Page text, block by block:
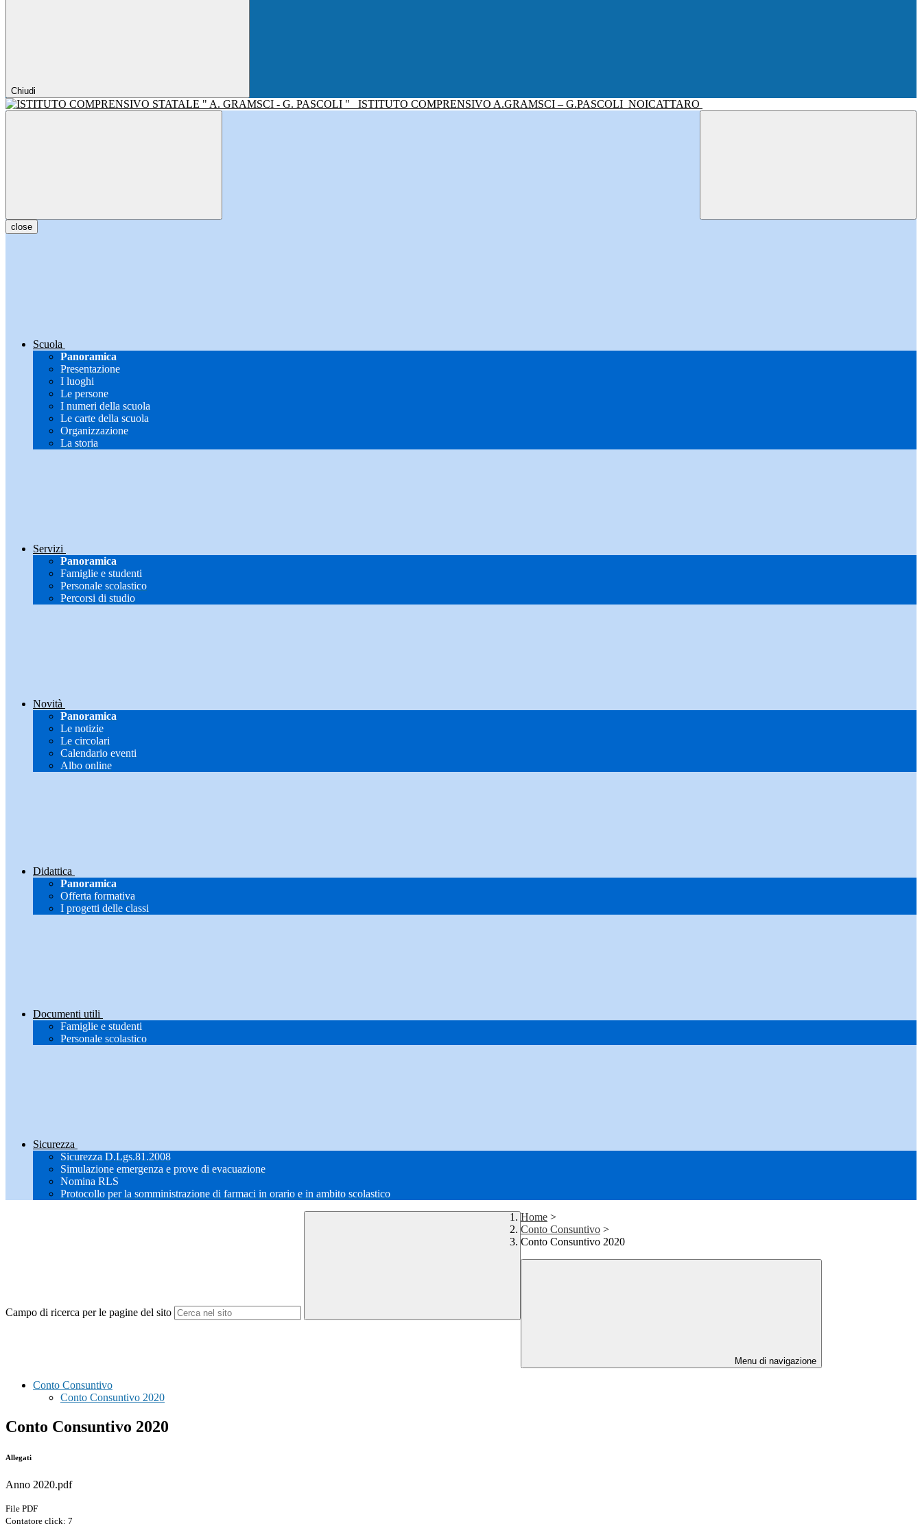
Chiudi
ISTITUTO COMPRENSIVO A.GRAMSCI – G.PASCOLI NOICATTARO
close
Scuola
Panoramica
Presentazione
I luoghi
Le persone
I numeri della scuola
Le carte della scuola
Organizzazione
La storia
Servizi
Panoramica
Famiglie e studenti
Personale scolastico
Percorsi di studio
Novità
Panoramica
Le notizie
Le circolari
Calendario eventi
Albo online
Didattica
Panoramica
Offerta formativa
I progetti delle classi
Documenti utili
Famiglie e studenti
Personale scolastico
Sicurezza
Sicurezza D.Lgs.81.2008
Simulazione emergenza e prove di evacuazione
Nomina RLS
Protocollo per la somministrazione di farmaci in orario e in ambito scolastico
Campo di ricerca per le pagine del sito
Home >
Conto Consuntivo >
Conto Consuntivo 2020
Menu di navigazione
Conto Consuntivo
Conto Consuntivo 2020
Conto Consuntivo 2020
Allegati
Anno 2020.pdf
File PDF
Contatore click: 7